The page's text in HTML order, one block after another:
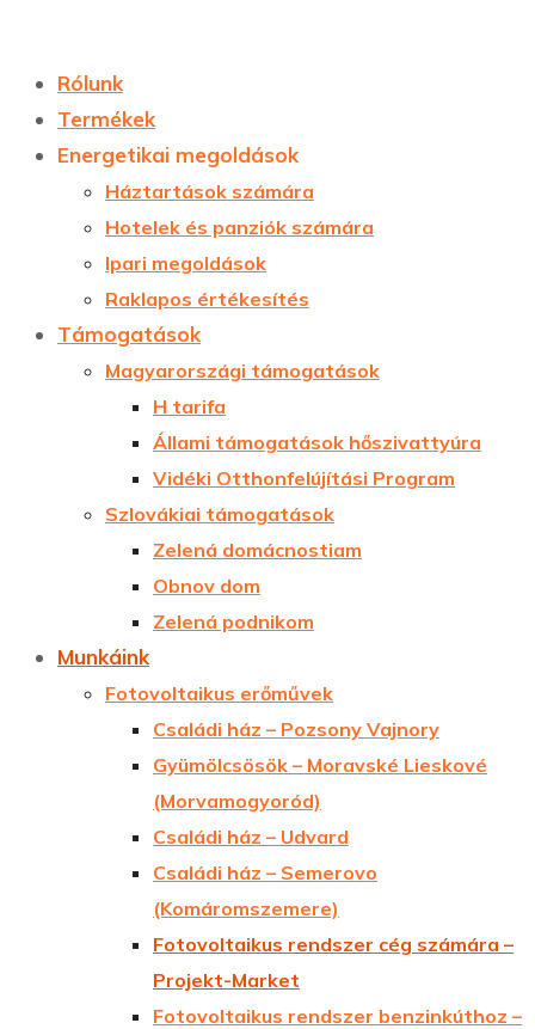
Rólunk
Termékek
Energetikai megoldások
Háztartások számára
Hotelek és panziók számára
Ipari megoldások
Raklapos értékesítés
Támogatások
Magyarországi támogatások
H tarifa
Állami támogatások hőszivattyúra
Vidéki Otthonfelújítási Program
Szlovákiai támogatások
Zelená domácnostiam
Obnov dom
Zelená podnikom
Munkáink
Fotovoltaikus erőművek
Családi ház – Pozsony Vajnory
Gyümölcsösök – Moravské Lieskové
(Morvamogyoród)
Családi ház – Udvard
Családi ház – Semerovo
(Komáromszemere)
Fotovoltaikus rendszer cég számára –
Projekt-Market
Fotovoltaikus rendszer benzinkúthoz –